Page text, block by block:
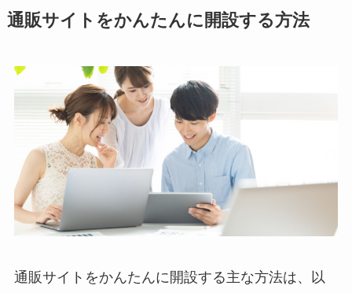
通販サイトをかんたんに開設する方法
通販サイトをかんたんに開設する主な方法は、以